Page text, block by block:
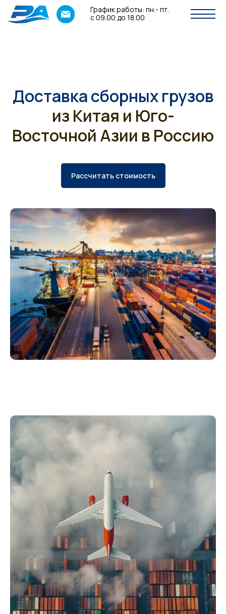
График работы: пн.- пт.
с 09.00 до 18.00
Доставка сборных грузов
из Китая и Юго-
Восточной Азии в Россию
Рассчитать стоимость